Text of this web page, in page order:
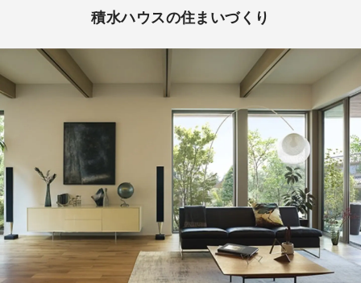
できない…積水ハウスは、住まいづくりの夢や希望に
にこだわり続けてきました。一邸ごとに異なる敷地条
件や気候風土に適した住まいをご提案できるよう、全
国に「支店」を開設。一級建築士をはじめとする住ま
いづくりの専任スタッフが、豊富な実績とノウハウを
活かしたコンサルティングとアドバイスを行います。
積水ハウスの住まいづくり